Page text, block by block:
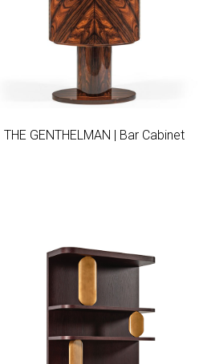
Add to wishlist
THE GENTHELMAN | Bar Cabinet